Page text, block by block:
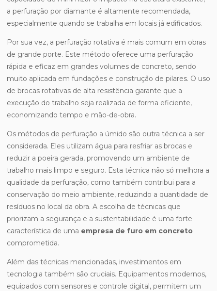
a perfuração por diamante é altamente recomendada,
especialmente quando se trabalha em locais já edificados.
Por sua vez, a perfuração rotativa é mais comum em obras
de grande porte. Este método oferece uma perfuração
rápida e eficaz em grandes volumes de concreto, sendo
muito aplicada em fundações e construção de pilares. O uso
de brocas rotativas de alta resistência garante que a
execução do trabalho seja realizada de forma eficiente,
economizando tempo e mão-de-obra.
Os métodos de perfuração a úmido são outra técnica a ser
considerada. Eles utilizam água para resfriar as brocas e
reduzir a poeira gerada, promovendo um ambiente de
trabalho mais limpo e seguro. Esta técnica não só melhora a
qualidade da perfuração, como também contribui para a
conservação do meio ambiente, reduzindo a quantidade de
resíduos no local da obra. A escolha de técnicas que
priorizam a segurança e a sustentabilidade é uma forte
característica de uma empresa de furo em concreto
comprometida.
Além das técnicas mencionadas, investimentos em
tecnologia também são cruciais. Equipamentos modernos,
equipados com sensores e controle digital, permitem um